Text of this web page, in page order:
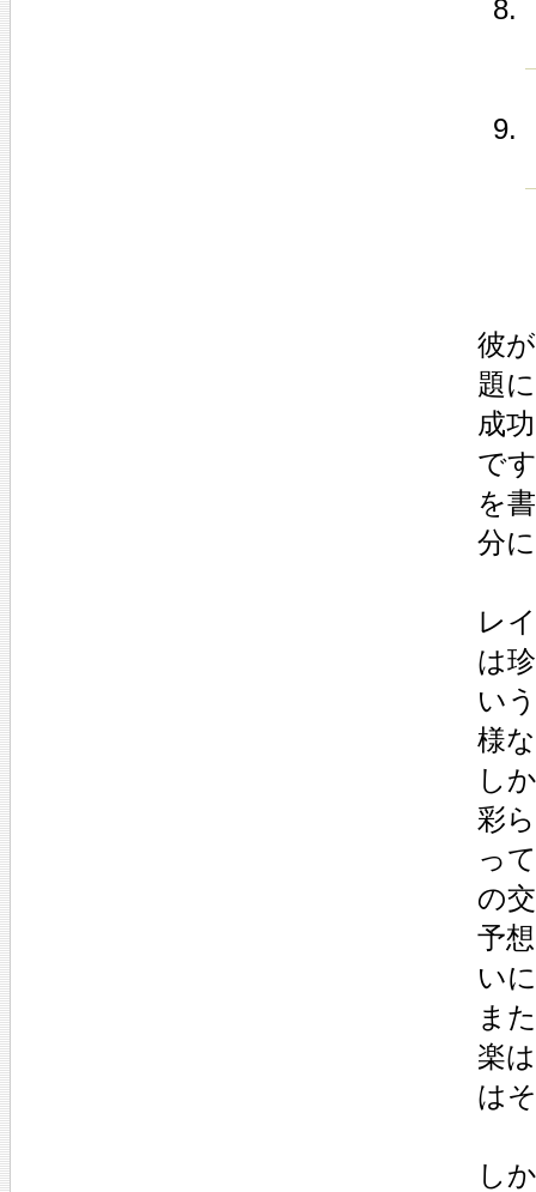
彼
題
成
で
を
分
レ
は
い
様
し
彩
っ
の
予
い
ま
楽
は
し